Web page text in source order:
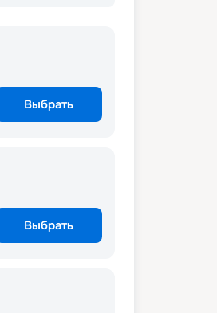
Выбрать
Выбрать